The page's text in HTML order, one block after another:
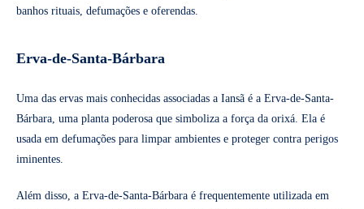
banhos rituais, defumações e oferendas.
Erva-de-Santa-Bárbara
Uma das ervas mais conhecidas associadas a Iansã é a Erva-de-Santa-
Bárbara, uma planta poderosa que simboliza a força da orixá. Ela é
usada em defumações para limpar ambientes e proteger contra perigos
iminentes.
Além disso, a Erva-de-Santa-Bárbara é frequentemente utilizada em